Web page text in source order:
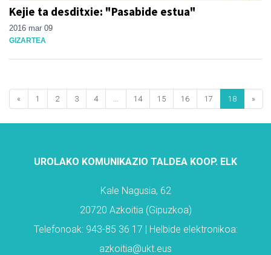
Kejie ta desditxie: "Pasabide estua"
2016 mar 09
GIZARTEA
« 1 2 3 4 14 15 16 17 18 »
UROLAKO KOMUNIKAZIO TALDEA KOOP. ELK
Kale Nagusia, 62
20720 Azkoitia (Gipuzkoa)
Telefonoak: 943-85 36 17 | Helbide elektronikoa:
azkoitia@ukt.eus